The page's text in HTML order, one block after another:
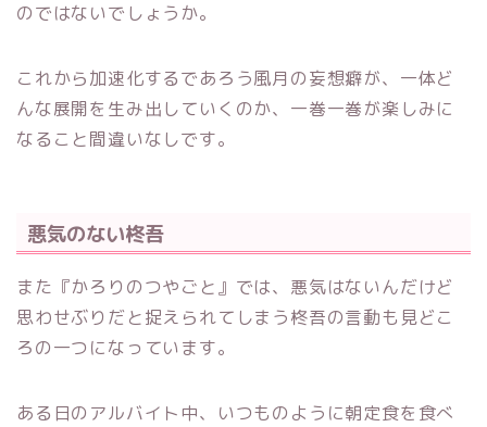
のではないでしょうか。
これから加速化するであろう風月の妄想癖が、一体ど
んな展開を生み出していくのか、一巻一巻が楽しみに
なること間違いなしです。
悪気のない柊吾
また『かろりのつやごと』では、悪気はないんだけど
思わせぶりだと捉えられてしまう柊吾の言動も見どこ
ろの一つになっています。
ある日のアルバイト中、いつものように朝定食を食べ